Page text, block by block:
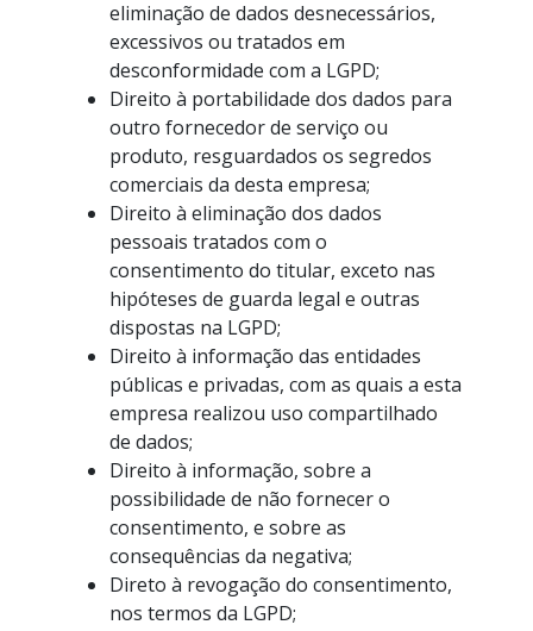
eliminação de dados desnecessários,
excessivos ou tratados em
desconformidade com a LGPD;
Direito à portabilidade dos dados para
outro fornecedor de serviço ou
produto, resguardados os segredos
comerciais da desta empresa;
Direito à eliminação dos dados
pessoais tratados com o
consentimento do titular, exceto nas
hipóteses de guarda legal e outras
dispostas na LGPD;
Direito à informação das entidades
públicas e privadas, com as quais a esta
empresa realizou uso compartilhado
de dados;
Direito à informação, sobre a
possibilidade de não fornecer o
consentimento, e sobre as
consequências da negativa;
Direto à revogação do consentimento,
nos termos da LGPD;